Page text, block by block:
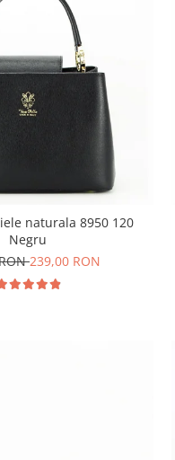
naturala 8950 120
Negru
239,00 RON